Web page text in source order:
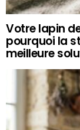
Votre lapin
pourquoi la
meilleure